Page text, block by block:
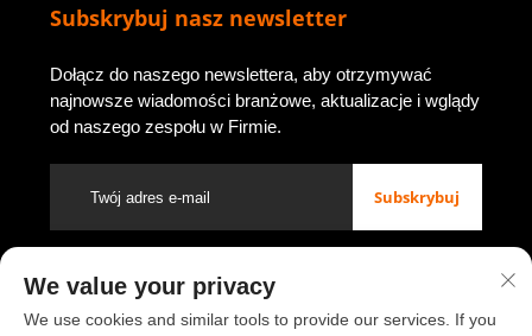
Subskrybuj nasz newsletter
Dołącz do naszego newslettera, aby otrzymywać
najnowsze wiadomości branżowe, aktualizacje i wglądy
od naszego zespołu w Firmie.
Subskrybuj
Prawa autorskie © 2026 przez Luoyang Youbao Office Furniture
Co., Ltd.
Polityka prywatności
We value your privacy
We use cookies and similar tools to provide our services. If you